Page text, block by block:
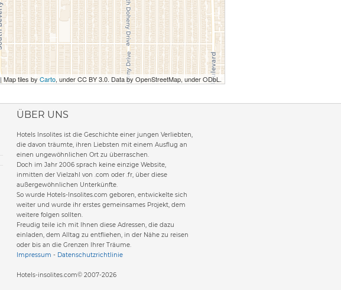
| Map tiles byCarto, under CC BY 3.0. Data by OpenStreetMap, under ODbL.
ÜBER UNS
Hotels Insolites ist die Geschichte einer jungen Verliebten,
die davon träumte, ihren Liebsten mit einem Ausflug an
einen ungewöhnlichen Ort zu überraschen.
Doch im Jahr 2006 sprach keine einzige Website,
inmitten der Vielzahl von .com oder .fr, über diese
außergewöhnlichen Unterkünfte.
So wurde Hotels-Insolites.com geboren, entwickelte sich
weiter und wurde ihr erstes gemeinsames Projekt, dem
weitere folgen sollten.
Freudig teile ich mit Ihnen diese Adressen, die dazu
einladen, dem Alltag zu entfliehen, in der Nähe zu reisen
oder bis an die Grenzen Ihrer Träume.
Impressum - Datenschutzrichtlinie
Hotels-insolites.com© 2007-2026